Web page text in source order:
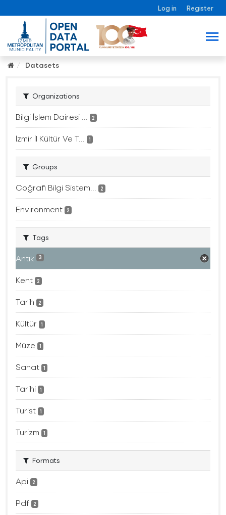
Log in Register
Datasets
Organizations
Bilgi İşlem Dairesi ... 2
İzmir İl Kültür Ve T... 1
Groups
Coğrafi Bilgi Sistem... 2
Environment 2
Tags
Antik 3
Kent 2
Tarih 2
Kültür 1
Müze 1
Sanat 1
Tarihi 1
Turist 1
Turizm 1
Formats
Api 2
Pdf 2